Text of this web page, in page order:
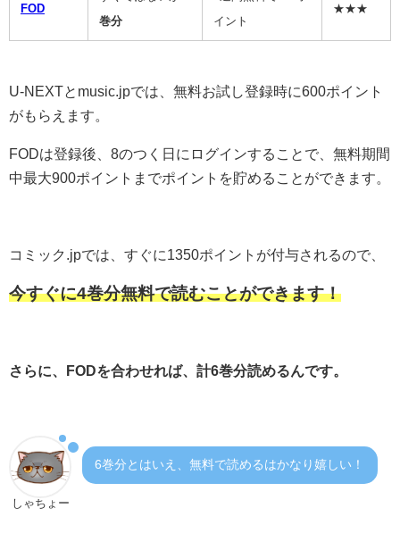
FOD
巻分 イント
★★★
U-NEXTとmusic.jpでは、無料お試し登録時に600ポイント
がもらえます。
FODは登録後、8のつく日にログインすることで、無料期間
中最大900ポイントまでポイントを貯めることができます。
コミック.jpでは、すぐに1350ポイントが付与されるので、
今すぐに4巻分無料で読むことができます！
さらに、FODを合わせれば、計6巻分読めるんです。
しゃちょー
6巻分とはいえ、無料で読めるはかなり嬉しい！